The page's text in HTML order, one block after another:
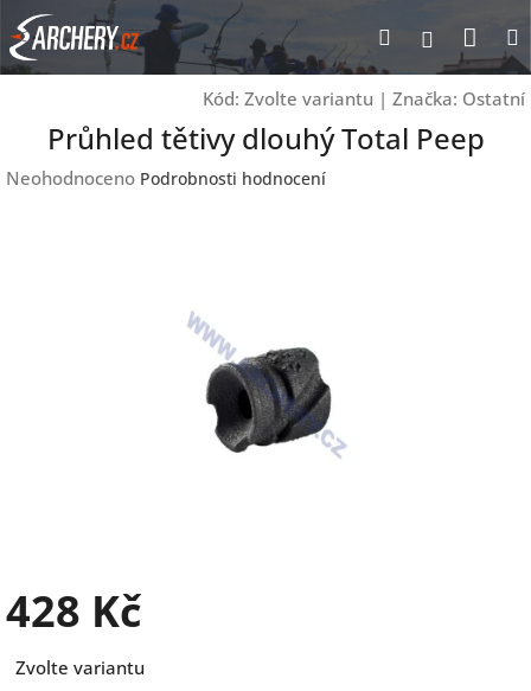
Přejít
na
obsah
Hledat
Kód: Zvolte variantu | Značka: Ostatní
Průhled tětivy dlouhý Total Peep
Průměrné
Neohodnoceno Podrobnosti hodnocení
428 Kč
cena:
Zvolte variantu